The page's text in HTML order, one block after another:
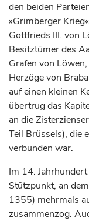
den beiden
»Grimberger
Gottfrieds III. von
Besitztümer des
Grafen von
Herzögevon
auf einen kleinen
übertrug das
an die
Teil Brüssels), die
verbunden war.
Im 14. Jahrhundert
Stützpunkt, an
1355) mehrmals
zusammenzog.